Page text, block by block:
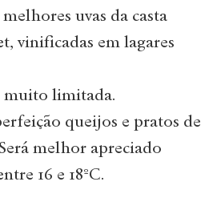
uvas da casta
vinificadas em lagares
muito limitada.
queijos e pratos de
melhor apreciado
16 e 18ºC.